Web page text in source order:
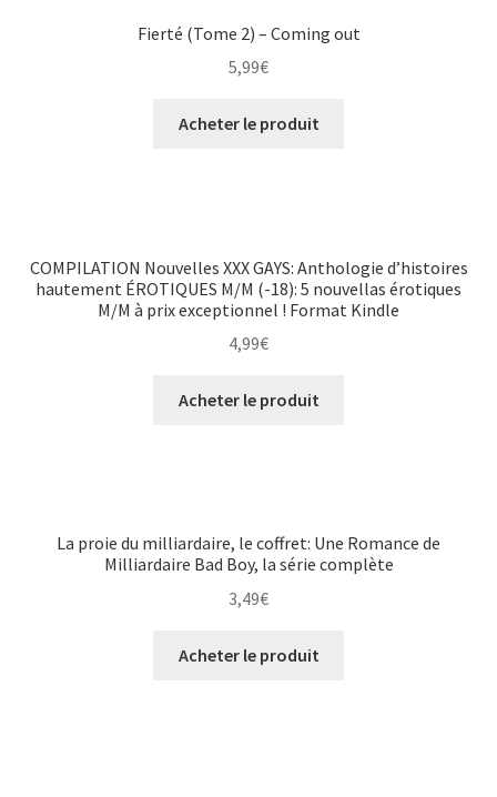
Fierté (Tome 2) – Coming out
5,99€
Acheter le produit
COMPILATION Nouvelles XXX GAYS: Anthologie d’histoires
hautement ÉROTIQUES M/M (-18): 5 nouvellas érotiques
M/M à prix exceptionnel ! Format Kindle
4,99€
Acheter le produit
La proie du milliardaire, le coffret: Une Romance de
Milliardaire Bad Boy, la série complète
3,49€
Acheter le produit